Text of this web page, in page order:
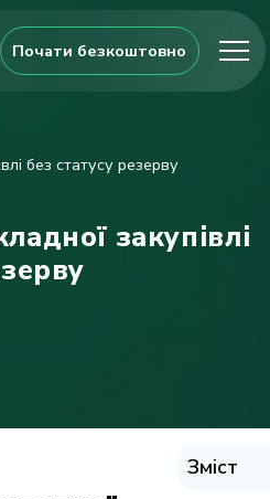
Почати безкоштовно
без статусу резерву
закупівлі
Зміст